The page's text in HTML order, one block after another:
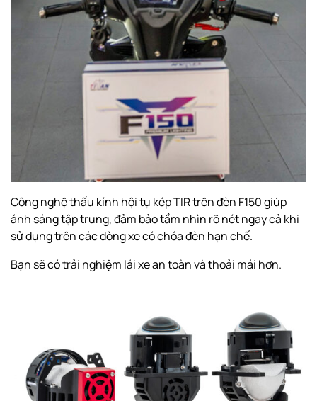
Công nghệ thấu kính hội tụ kép TIR trên đèn F150 giúp
ánh sáng tập trung, đảm bảo tầm nhìn rõ nét ngay cả khi
sử dụng trên các dòng xe có chóa đèn hạn chế.
Bạn sẽ có trải nghiệm lái xe an toàn và thoải mái hơn.